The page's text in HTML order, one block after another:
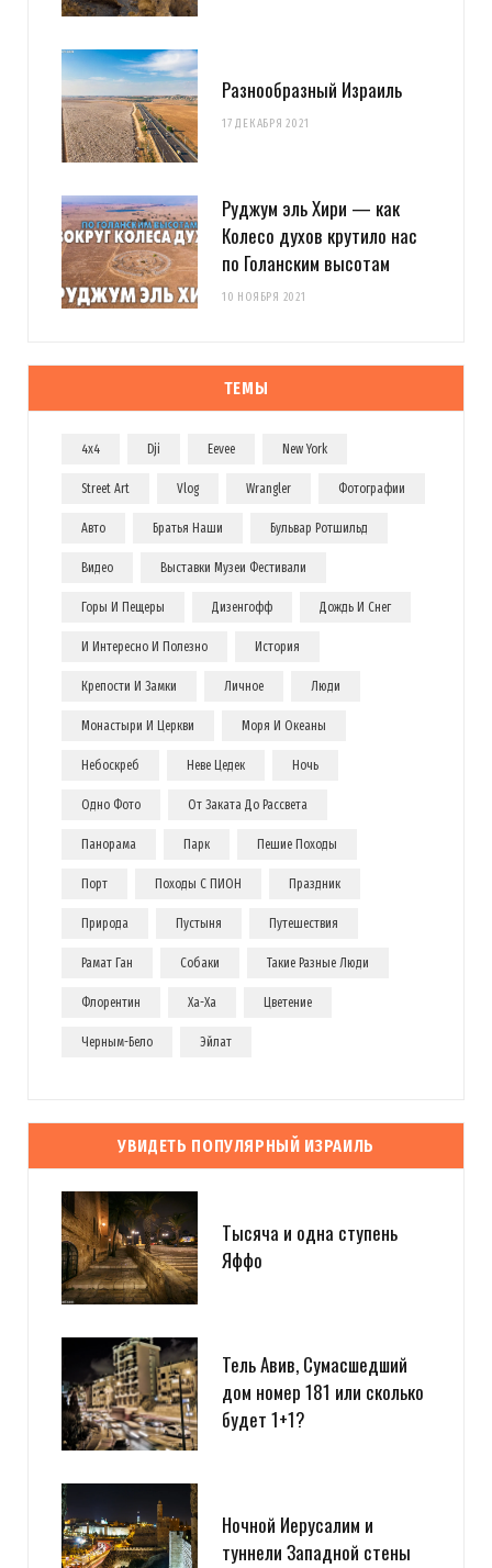
Разнообразный Израиль
17 ДЕКАБРЯ 2021
Руджум эль Хири — как
Колесо духов крутило нас
по Голанским высотам
10 НОЯБРЯ 2021
ТЕМЫ
4x4 Dji Eevee New York
Street Art Vlog Wrangler Фотографии
Авто Братья Наши Бульвар Ротшильд
Видео Выставки Музеи Фестивали
Горы И Пещеры Дизенгофф Дождь И Снег
И Интересно И Полезно История
Крепости И Замки Личное Люди
Монастыри И Церкви Моря И Океаны
Небоскреб Неве Цедек Ночь
Одно Фото От Заката До Рассвета
Панорама Парк Пешие Походы
Порт Походы С ПИОН Праздник
Природа Пустыня Путешествия
Рамат Ган Собаки Такие Разные Люди
Флорентин Ха-Ха Цветение
Черным-Бело Эйлат
УВИДЕТЬ ПОПУЛЯРНЫЙ ИЗРАИЛЬ
Тысяча и одна ступень
Яффо
Тель Авив, Сумасшедший
дом номер 181 или сколько
будет 1+1?
Ночной Иерусалим и
туннели Западной стены